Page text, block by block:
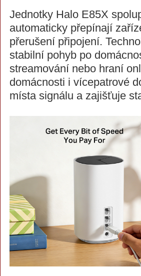
Jednotky Halo E85X
automaticky přepínají
přerušení připojení.
stabilní pohyb po
streamování nebo hraní
domácnosti i vícepatrové
místa signálu a zajišťuje